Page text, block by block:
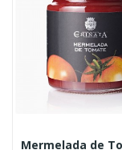
Mermelada de